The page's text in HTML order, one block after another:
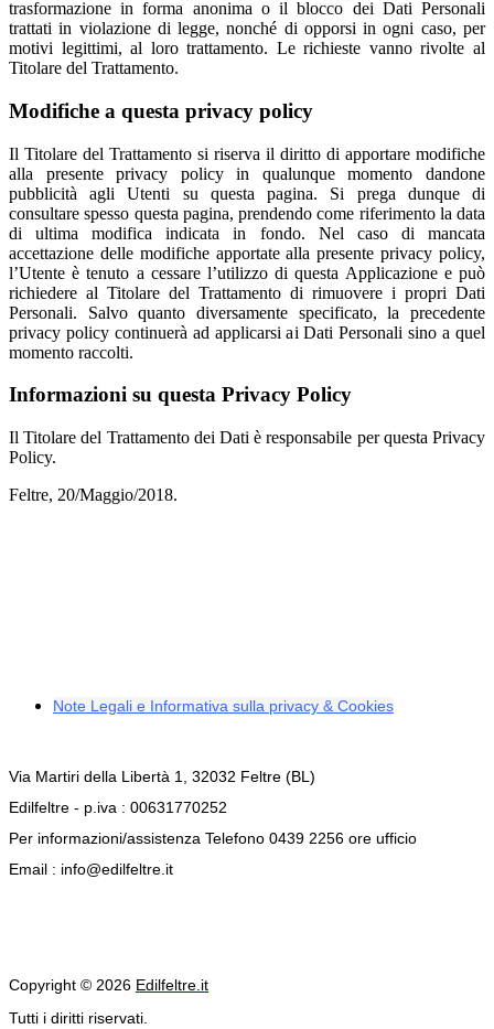
trasformazione in forma anonima o il blocco dei Dati Personali
trattati in violazione di legge, nonché di opporsi in ogni caso, per
motivi legittimi, al loro trattamento. Le richieste vanno rivolte al
Titolare del Trattamento.
Modifiche a questa privacy policy
Il Titolare del Trattamento si riserva il diritto di apportare modifiche
alla presente privacy policy in qualunque momento dandone
pubblicità agli Utenti su questa pagina. Si prega dunque di
consultare spesso questa pagina, prendendo come riferimento la data
di ultima modifica indicata in fondo. Nel caso di mancata
accettazione delle modifiche apportate alla presente privacy policy,
l’Utente è tenuto a cessare l’utilizzo di questa Applicazione e può
richiedere al Titolare del Trattamento di rimuovere i propri Dati
Personali. Salvo quanto diversamente specificato, la precedente
privacy policy continuerà ad applicarsi ai Dati Personali sino a quel
momento raccolti.
Informazioni su questa Privacy Policy
Il Titolare del Trattamento dei Dati è responsabile per questa Privacy
Policy.
Feltre, 20/Maggio/2018.
Note Legali e Informativa sulla privacy & Cookies
Via Martiri della Libertà 1, 32032 Feltre (BL)
Edilfeltre - p.iva : 00631770252
Per informazioni/assistenza Telefono 0439 2256 ore ufficio
Email : info@edilfeltre.it
Copyright © 2026 Edilfeltre.it
Tutti i diritti riservati.